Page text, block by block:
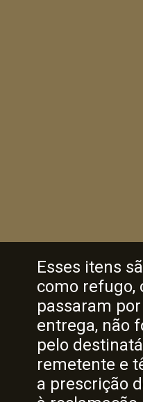
Esses itens
como refugo,
passaram
entrega, não
pelo
remetente e
a prescrição